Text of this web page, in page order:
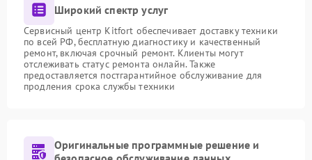
Широкий спектр услуг
Сервисный центр Kitfort обеспечивает доставку техники
по всей РФ, бесплатную диагностику и качественный
ремонт, включая срочный ремонт. Клиенты могут
отслеживать статус ремонта онлайн. Также
предоставляется постгарантийное обслуживание для
продления срока службы техники
Оригинальные программные решение и